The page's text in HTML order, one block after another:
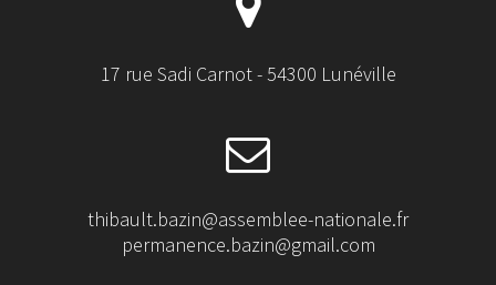
17 rue Sadi Carnot - 54300 Lunéville
thibault.bazin@assemblee-nationale.fr
permanence.bazin@gmail.com